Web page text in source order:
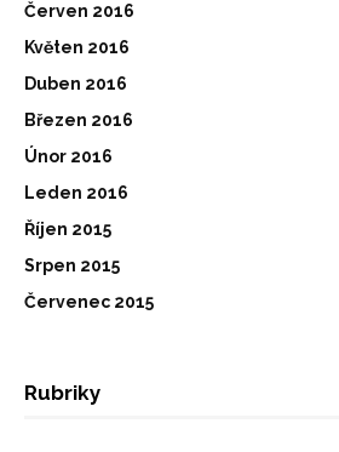
Červen 2016
Květen 2016
Duben 2016
Březen 2016
Únor 2016
Leden 2016
Říjen 2015
Srpen 2015
Červenec 2015
Rubriky